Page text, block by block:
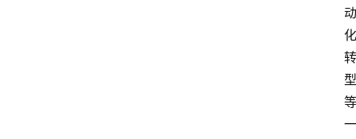
动
化
转
型
等
一